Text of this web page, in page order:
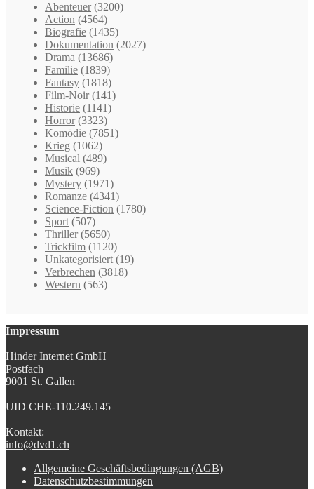
Abenteuer (3200)
Action (4564)
Biografie (1435)
Dokumentation (2027)
Drama (13686)
Familie (1839)
Fantasy (1818)
Film-Noir (141)
Historie (1141)
Horror (3323)
Komödie (7851)
Krieg (1062)
Musical (489)
Musik (969)
Mystery (1971)
Romanze (4341)
Science-Fiction (1780)
Sport (507)
Thriller (5650)
Trickfilm (1120)
Unkategorisiert (19)
Verbrechen (3818)
Western (563)
Impressum
Hinder Internet GmbH
Postfach
9001 St. Gallen
UID CHE-110.249.145
Kontakt:
info@dvd1.ch
Allgemeine Geschäftsbedingungen (AGB)
Datenschutzbestimmungen